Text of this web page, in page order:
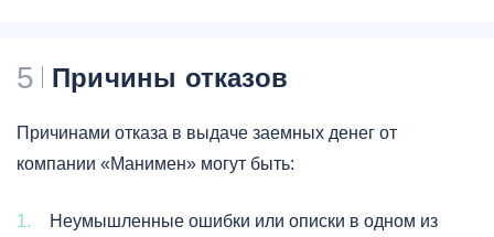
5 Причины отказов
Причинами отказа в выдаче заемных денег от
компании «Манимен» могут быть:
Неумышленные ошибки или описки в одном из